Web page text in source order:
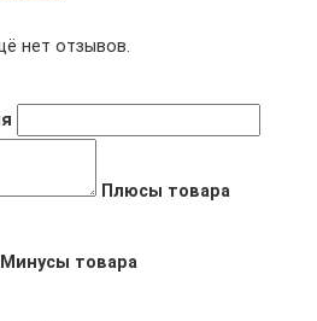
нет отзывов.
Плюсы товара
Минусы товара